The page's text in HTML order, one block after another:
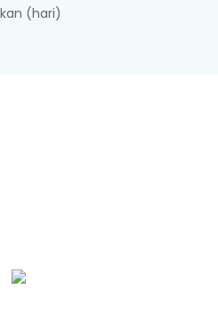
(hari)